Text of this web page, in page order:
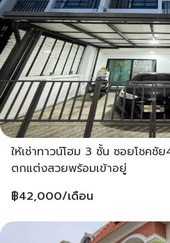
ให้เช่าทาวน์โฮม 3 ชั้น ซอยโชคชั
ตกแต่งสวยพร้อมเข้าอยู่
฿42,000/เดือน